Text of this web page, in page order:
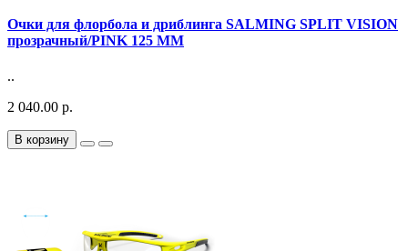
Очки для флорбола и дриблинга SALMING SPLIT VISION
прозрачный/PINK 125 MM
..
2 040.00 р.
В корзину